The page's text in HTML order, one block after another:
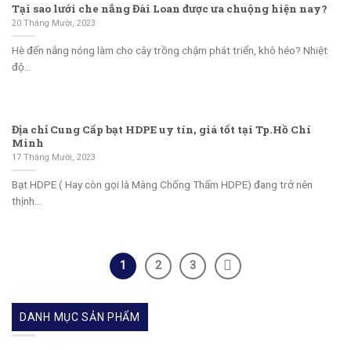
Tại sao lưới che nắng Đài Loan được ưa chuộng hiện nay?
20 Tháng Mười, 2023
Hè đến nắng nóng làm cho cây trồng chậm phát triển, khô héo? Nhiệt
độ...
Địa chỉ Cung Cấp bạt HDPE uy tín, giá tốt tại Tp.Hồ Chí
Minh
17 Tháng Mười, 2023
Bạt HDPE ( Hay còn gọi là Màng Chống Thấm HDPE) đang trở nên
thịnh...
1 2 3
DANH MỤC SẢN PHẨM